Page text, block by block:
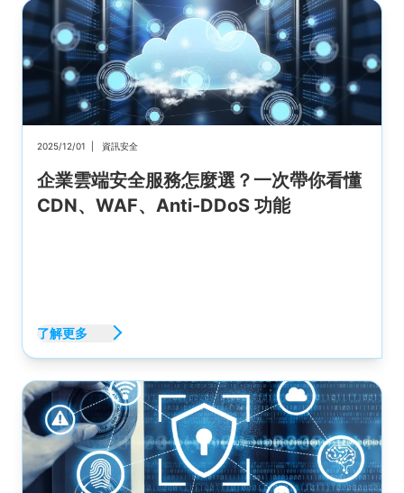
2025/12/01 資訊安全
企業雲端安全服務怎麼選？一次帶你看懂
CDN、WAF、Anti-DDoS 功能
了解更多